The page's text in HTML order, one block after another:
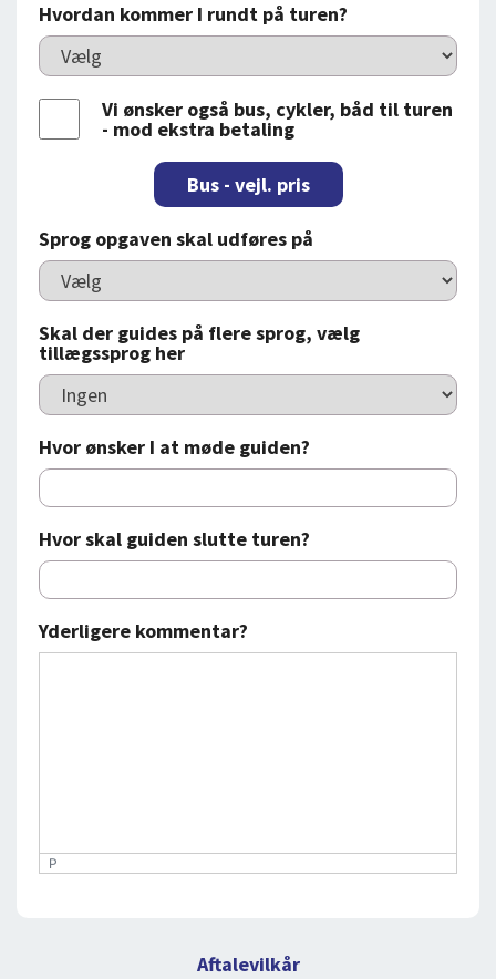
Hvordan kommer I rundt på turen?
Vi ønsker også bus, cykler, båd til turen
- mod ekstra betaling
Bus - vejl. pris
Sprog opgaven skal udføres på
Skal der guides på flere sprog, vælg
tillægssprog her
Hvor ønsker I at møde guiden?
Hvor skal guiden slutte turen?
Yderligere kommentar?
P
Aftalevilkår